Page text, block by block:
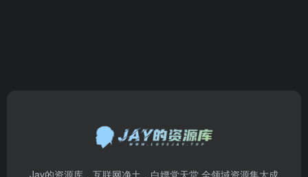
Jay的资源库，互联网净土，白嫖党天堂 全领域资源集大成